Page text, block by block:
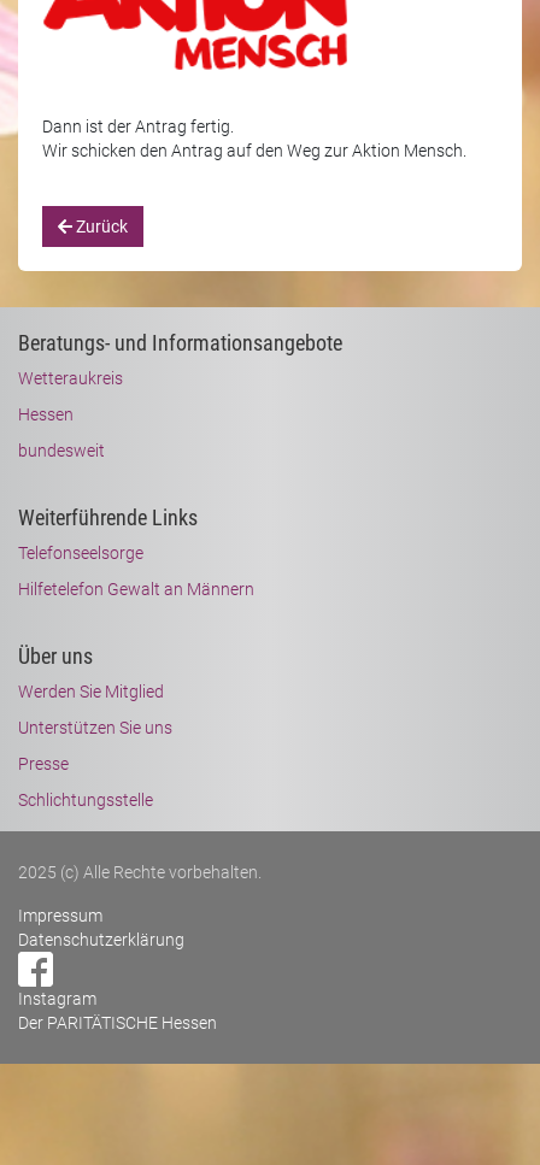
Dann ist der Antrag fertig.
Wir schicken den Antrag auf den Weg zur Aktion Mensch.
Zurück
Beratungs- und Informationsangebote
Wetteraukreis
Hessen
bundesweit
Weiterführende Links
Telefonseelsorge
Hilfetelefon Gewalt an Männern
Über uns
Werden Sie Mitglied
Unterstützen Sie uns
Presse
Schlichtungsstelle
2025 (c) Alle Rechte vorbehalten.
Impressum
Datenschutzerklärung
Instagram
Der PARITÄTISCHE Hessen